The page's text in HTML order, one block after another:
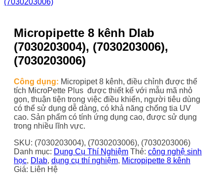
Micropipette 8 kênh Dlab
(7030203004), (7030203006),
(7030203006)
Công dụng: Micropipet 8 kênh, điều chỉnh được thể
tích MicroPette Plus được thiết kế với mẫu mã nhỏ
gọn, thuận tiện trong việc điều khiển, người tiêu dùng
có thể sử dụng dễ dàng, có khả năng chống tia UV
cao. Sản phẩm có tính ứng dụng cao, được sử dụng
trong nhiều lĩnh vực.
SKU: (7030203004), (7030203006), (7030203006)
Danh mục: Dụng Cụ Thí Nghiệm Thẻ: công nghệ sinh
học, Dlab, dụng cụ thí nghiệm, Micropipette 8 kênh
Giá: Liên Hệ